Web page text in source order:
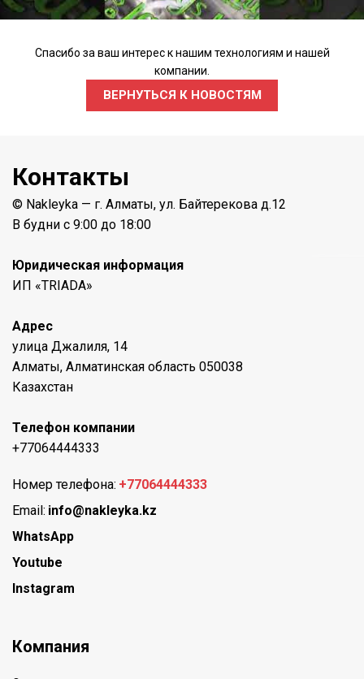
Спасибо за ваш интерес к нашим технологиям и нашей
компании.
ВЕРНУТЬСЯ К НОВОСТЯМ
Контакты
© Nakleyka — г. Алматы, ул. Байтерекова д.12
В будни с 9:00 до 18:00
Юридическая информация
ИП «TRIADA»
Адрес
улица Джалиля, 14
Алматы, Алматинская область 050038
Казахстан
Телефон компании
+77064444333
Номер телефона: +77064444333
Email: info@nakleyka.kz
WhatsApp
Youtube
Instagram
Компания